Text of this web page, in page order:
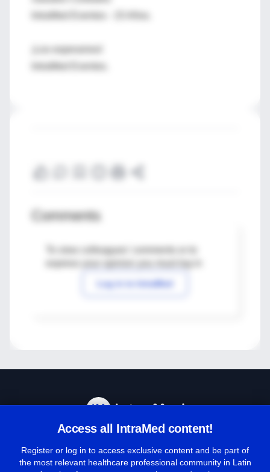
Comments
To view colleagues' comments or to
Log in to IntraMed
Access all IntraMed content!
Register or log in to access exclusive content and be part of
the most relevant healthcare professional community in Latin